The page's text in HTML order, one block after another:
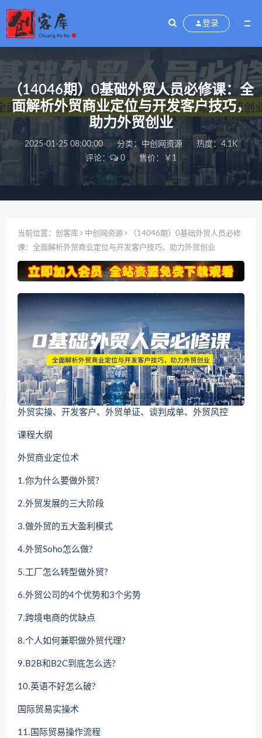
登录
（14046期）0基础外贸人员必修课：全
面解析外贸商业定位与开发客户技巧，
助力外贸创业
2025-01-25 08:00:00 分类： 中创网资源
热度：4.1K
评论：
0 售价：￥1
当前位置： 创客库 中创网资源
（14046期）0基础外贸人员必修
课：全面解析外贸商业定位与开发客户技巧，助力外贸创业
外贸实操、开发客户、外贸单证、谈判成单、外贸风控
课程大纲
外贸商业定位术
1.你为什么要做外贸?
2.外贸发展的三大阶段
3.做外贸的五大盈利模式
4.外贸Soho怎么做?
5.工厂怎么转型做外贸?
6.外贸公司的4个优势和3个劣势
7.跨境电商的优缺点
8.个人如何兼职做外贸代理?
9.B2B和B2C到底怎么选?
10.英语不好怎么破?
国际贸易实操术
11.国际贸易操作流程